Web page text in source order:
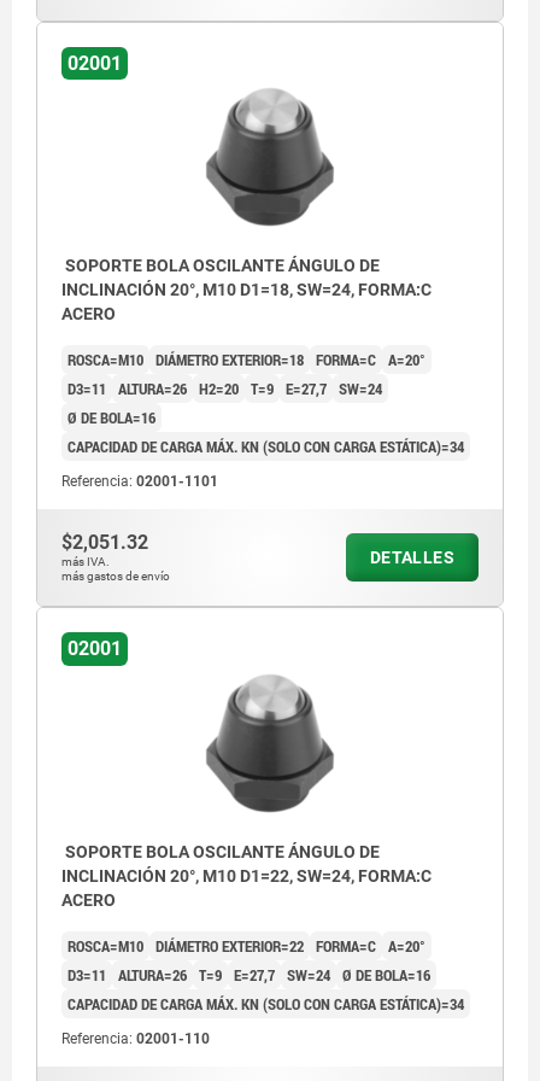
02001
SOPORTE BOLA OSCILANTE ÁNGULO DE
INCLINACIÓN 20°, M10 D1=18, SW=24, FORMA:C
ACERO
ROSCA=M10 DIÁMETRO EXTERIOR=18 FORMA=C Α=20°
D3=11
ALTURA=26 H2=20 T=9 E=27,7 SW=24
Ø DE BOLA=16
CAPACIDAD DE CARGA MÁX. KN (SOLO CON CARGA ESTÁTICA)=34
Referencia: 02001-1101
$2,051.32
más IVA.
más gastos de envío
DETALLES
02001
SOPORTE BOLA OSCILANTE ÁNGULO DE
INCLINACIÓN 20°, M10 D1=22, SW=24, FORMA:C
ACERO
ROSCA=M10 DIÁMETRO EXTERIOR=22 FORMA=C Α=20°
D3=11
ALTURA=26 T=9 E=27,7 SW=24 Ø DE BOLA=16
CAPACIDAD DE CARGA MÁX. KN (SOLO CON CARGA ESTÁTICA)=34
Referencia: 02001-110